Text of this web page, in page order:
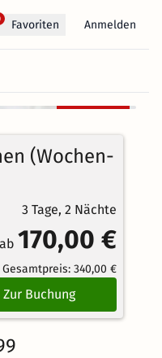
Favoriten Anmelden
4.3/5
stornierbar
(Wochen-
3 Tage, 2 Nächte
170,00 €
Gesamtpreis: 340,00 €
Zur Buchung